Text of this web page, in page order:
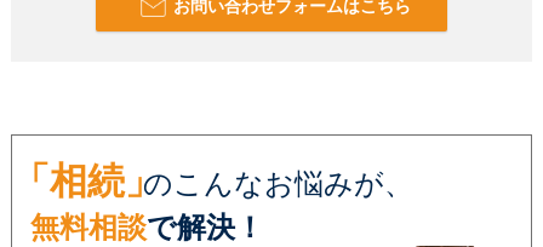
お問い合わせフォームはこちら
「相続」のこんなお悩みが、
無料相談で解決！